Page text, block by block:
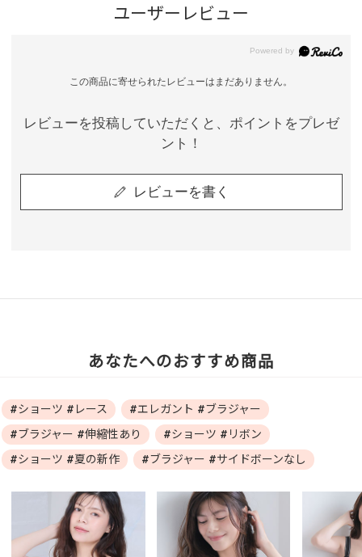
ユーザーレビュー
この商品に寄せられたレビューはまだありません。
レビューを投稿していただくと、ポイントをプレゼ
ント！
レビューを書く
あなたへのおすすめ商品
#ショーツ #レース
#エレガント #ブラジャー
#ブラジャー #伸縮性あり
#ショーツ #リボン
#ショーツ #夏の新作
#ブラジャー #サイドボーンなし